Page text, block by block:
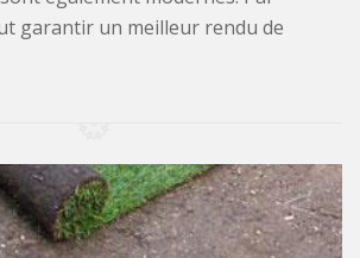
garantir un meilleur rendu de